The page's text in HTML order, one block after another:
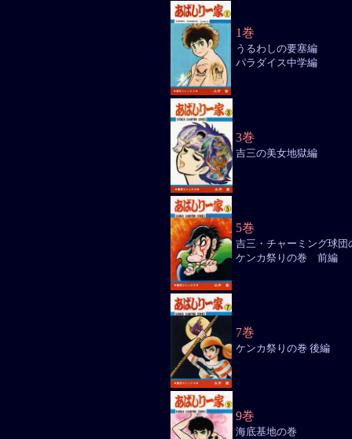
1巻
うるわしの要塞編
パラダイス中学編
3巻
吉三の美女地獄編
5巻
吉三・チャーミング球団
ケンカ祭りの巻 前編
7巻
ケンカ祭りの巻 後編
9巻
海底基地の巻